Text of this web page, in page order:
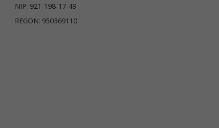
NIP: 921-198-17-49
REGON: 950369110